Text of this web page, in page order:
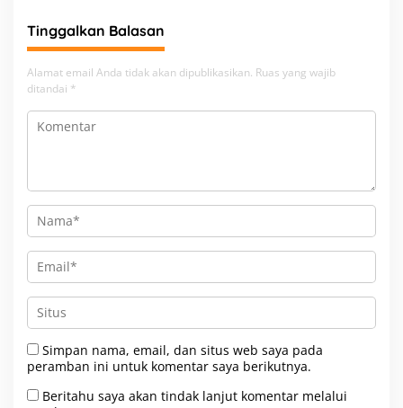
Tinggalkan Balasan
Alamat email Anda tidak akan dipublikasikan. Ruas yang wajib
ditandai *
Simpan nama, email, dan situs web saya pada
peramban ini untuk komentar saya berikutnya.
Beritahu saya akan tindak lanjut komentar melalui